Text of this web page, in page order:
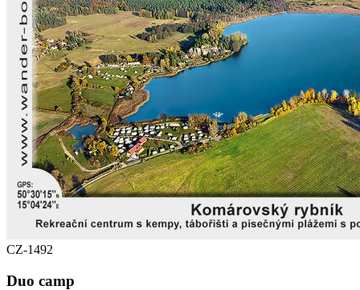
CZ-1492
Duo camp